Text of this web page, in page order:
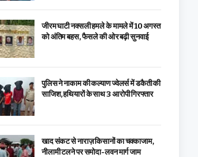
जीरम घाटी नक्सली हमले के मामले में 10 अगस्त
को अंतिम बहस, फैसले की ओर बढ़ी सुनवाई
पुलिस ने नाकाम की कल्याण ज्वेलर्स में डकैती की
साजिश, हथियारों के साथ 3 आरोपी गिरफ्तार
खाद संकट से नाराज़ किसानों का चक्काजाम,
नीलामी टलने पर समोदा-लवन मार्ग जाम